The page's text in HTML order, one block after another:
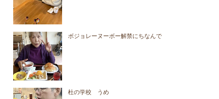
ボジョレーヌーボー解禁にちなんで
杜の学校 うめ